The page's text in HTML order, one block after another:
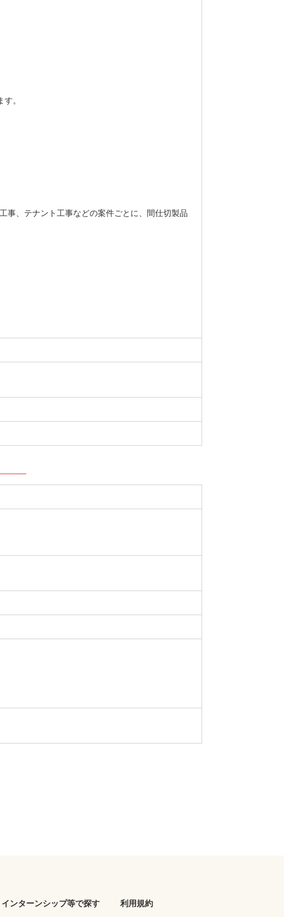
。
事、テナント工事などの案件ごとに、間仕切製品
インターンシップ等で探す 利用規約